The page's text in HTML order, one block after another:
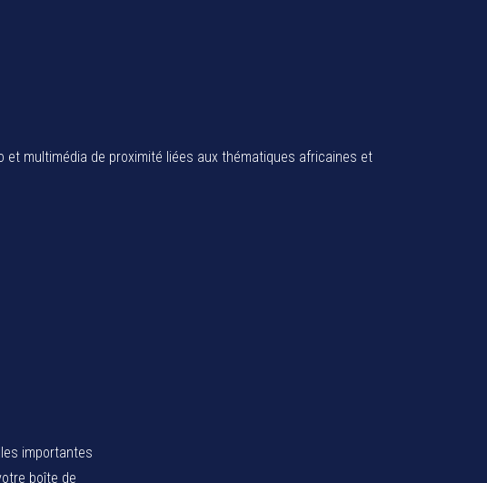
multimédia de proximité liées aux thématiques africaines et
importantes
boîte de